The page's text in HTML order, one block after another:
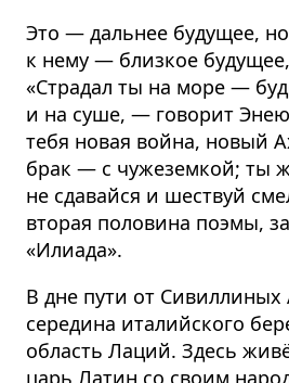
Это — дальнее будущее,
к нему — близкое
«Страдал ты на море —
и на суше, — говорит
тебя новая война, новый
брак — с чужеземкой; ты
не сдавайся и шествуй
вторая половина поэмы,
«Илиада».
В дне пути от
середина италийского
область Лаций. Здесь
царь Латин со своим